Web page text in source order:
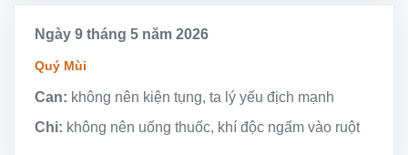
Ngày 9 tháng 5 năm 2026
Quý Mùi
Can: không nên kiện tụng, ta lý yếu địch mạnh
Chi: không nên uống thuốc, khí độc ngấm vào ruột